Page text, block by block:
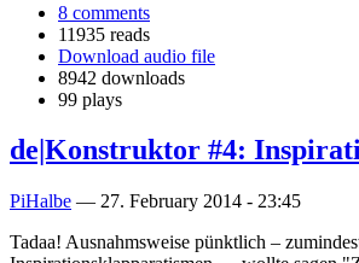
8 comments
11935 reads
Download audio file
8942 downloads
99 plays
de|Konstruktor #4:
PiHalbe — 27. February 2014 - 23:45
Tadaa! Ausnahmsweise pünktlich –